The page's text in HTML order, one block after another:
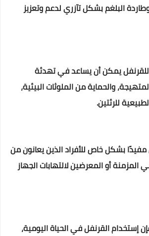
البلغم بشكل تآزري لدعم وتعزيز
للقرنفل يمكن أن يساعد في تهدئة
والحماية من الملوثات البيئية،
للرئتين.
بشكل خاص للأفراد الذين يعانون من
المزمنة أو المعرضين لالتهابات الجهاز
إستخدام القرنفل في الحياة اليومية،